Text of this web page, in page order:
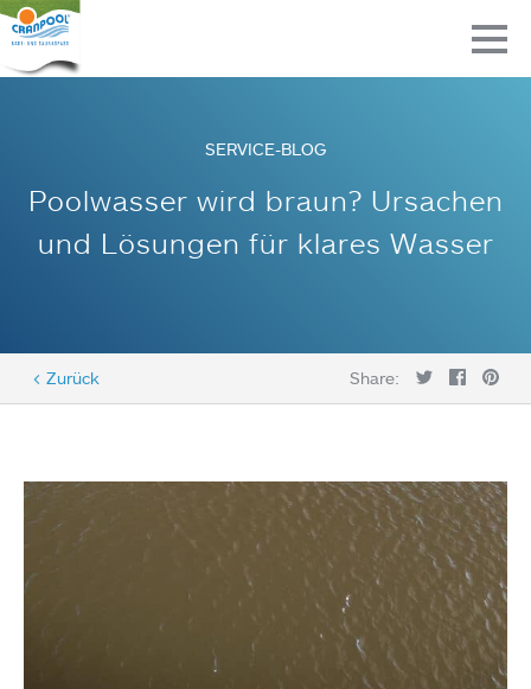
SERVICE-BLOG
Poolwasser wird braun? Ursachen
und Lösungen für klares Wasser
< Zurück Share: